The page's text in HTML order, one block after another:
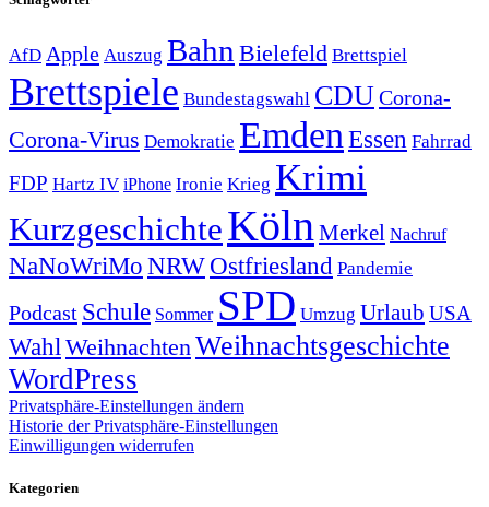
AfD Apple Auszug Bahn Bielefeld Brettspiel
Brettspiele Bundestagswahl CDUCorona-
Corona-Virus Demokratie Emden Essen Fahrrad
FDP Hartz IV iPhone Ironie Krieg Krimi
KurzgeschichteKöln Merkel Nachruf
NaNoWriMo NRWOstfriesland Pandemie
Podcast Schule Sommer SPD Umzug Urlaub USA
Wahl Weihnachten Weihnachtsgeschichte
WordPress
Privatsphäre-Einstellungen ändern
Historie der Privatsphäre-Einstellungen
Einwilligungen widerrufen
Kategorien